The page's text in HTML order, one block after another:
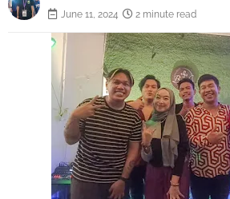
June 11, 2024
2 minute read